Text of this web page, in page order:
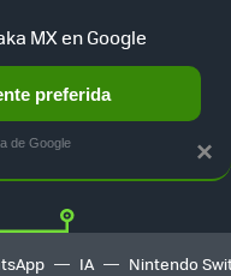
Twitter
IA Nintendo
×
MX en Google
preferida
de Google